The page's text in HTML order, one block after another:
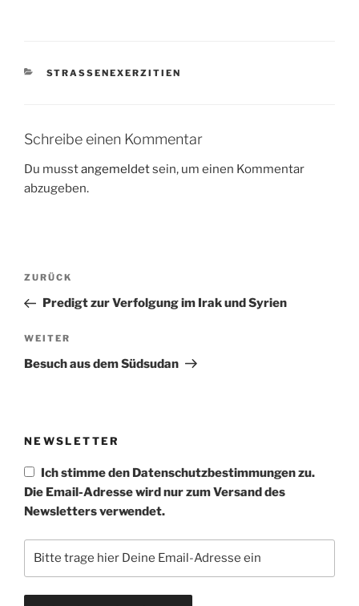
KATEGORIEN
STRASSENEXERZITIEN
Schreibe einen Kommentar
Du musstangemeldetsein, um einen Kommentar
abzugeben.
Beitragsnavigation
Vorheriger
Beitrag
ZURÜCK
Predigt zur Verfolgung im Irak und Syrien
Nächster
Beitrag
WEITER
Besuch aus dem Südsudan
NEWSLETTER
Ich stimme den Datenschutzbestimmungen zu.
Die Email-Adresse wird nur zum Versand des
Newsletters verwendet.